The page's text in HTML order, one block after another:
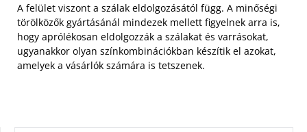
A felület viszont a szálak eldolgozásától függ. A minőségi
törölközők gyártásánál mindezek mellett figyelnek arra is,
hogy aprólékosan eldolgozzák a szálakat és varrásokat,
ugyanakkor olyan színkombinációkban készítik el azokat,
amelyek a vásárlók számára is tetszenek.